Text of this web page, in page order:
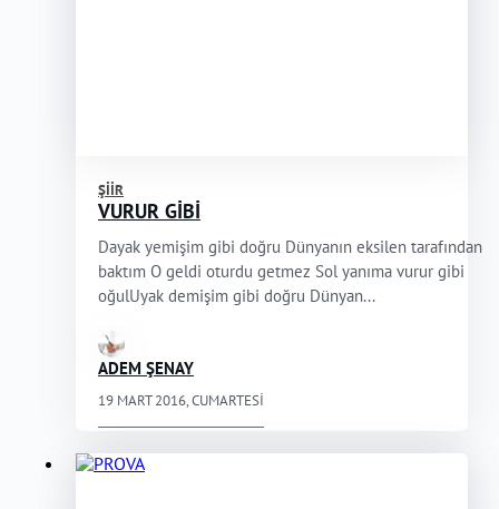
ŞIIR
VURUR GİBİ
Dayak yemişim gibi doğru Dünyanın eksilen tarafından
baktım O geldi oturdu getmez Sol yanıma vurur gibi
oğulUyak demişim gibi doğru Dünyan...
ADEM ŞENAY
19 MART 2016, CUMARTESI